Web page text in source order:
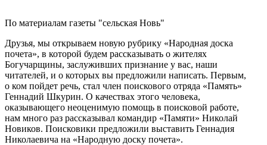
По материалам газеты "сельская Новь"
Друзья, мы открываем новую рубрику «Народная доска
почета», в которой будем рассказывать о жителях
Богучарщины, заслуживших признание у вас, наши
читателей, и о которых вы предложили написать. Первым,
о ком пойдет речь, стал член поискового отряда «Память»
Геннадий Шкурин. О качествах этого человека,
оказывающего неоценимую помощь в поисковой работе,
нам много раз рассказывал командир «Памяти» Николай
Новиков. Поисковики предложили выставить Геннадия
Николаевича на «Народную доску почета».